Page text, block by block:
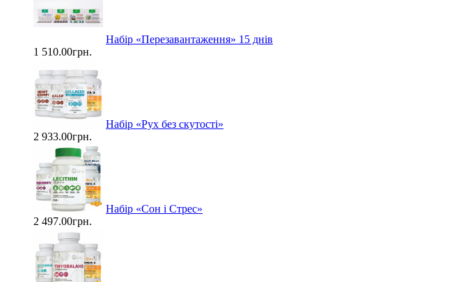
Набір «Перезавантаження» 15 днів
1 510.00грн.
Набір «Рух без скутості»
2 933.00грн.
Набір «Сон і Стрес»
2 497.00грн.